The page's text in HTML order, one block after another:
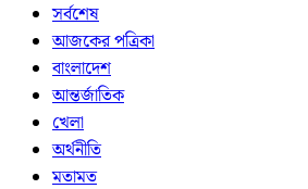
সর্বশেষ
আজকের পত্রিকা
বাংলাদেশ
আন্তর্জাতিক
খেলা
অর্থনীতি
মতামত